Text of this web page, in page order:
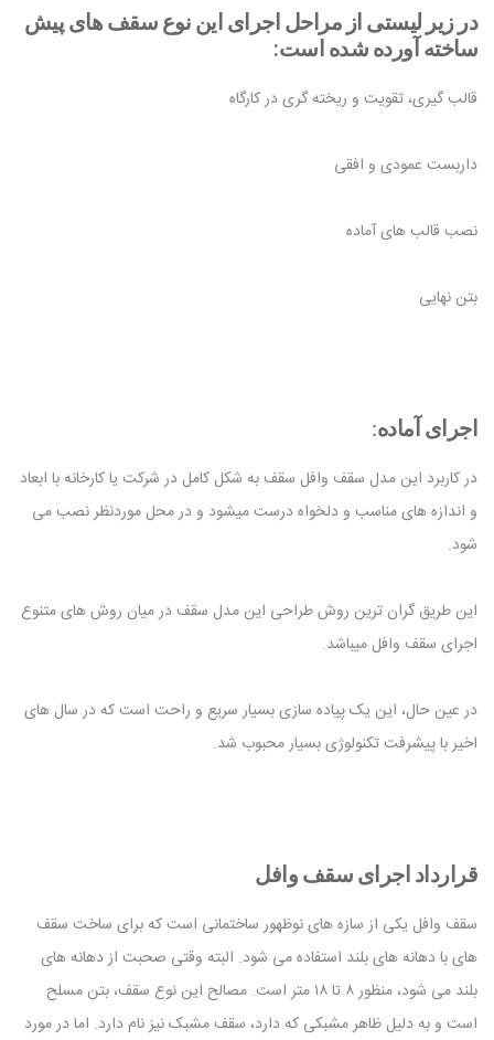
در زیر لیستی از مراحل اجرای این نوع سقف های پیش
ساخته آورده شده است:
قالب گیری، تقویت و ریخته گری در کارگاه
داربست عمودی و افقی
نصب قالب های آماده
بتن نهایی
اجرای آماده:
در کاربرد این مدل سقف وافل سقف به شکل کامل در شرکت یا کارخانه با ابعاد
و اندازه های مناسب و دلخواه درست میشود و در محل موردنظر نصب می
شود.
این طریق گران ترین روش طراحی این مدل سقف در میان روش های متنوع
اجرای سقف وافل میباشد.
در عین حال، این یک پیاده سازی بسیار سریع و راحت است که در سال های
اخیر با پیشرفت تکنولوژی بسیار محبوب شد.
قرارداد اجرای سقف وافل
سقف وافل یکی از سازه های نوظهور ساختمانی است که برای ساخت سقف
های با دهانه های بلند استفاده می شود. البته وقتی صحبت از دهانه های
بلند می شود، منظور ۸ تا ۱۸ متر است. مصالح این نوع سقف، بتن مسلح
است و به دلیل ظاهر مشبکی که دارد، سقف مشبک نیز نام دارد. اما در مورد